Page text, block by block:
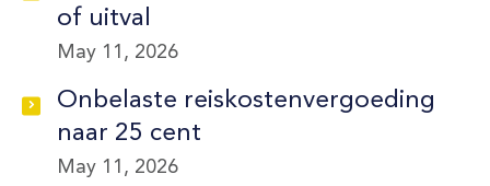
of uitval
May 11, 2026
Onbelaste reiskostenvergoeding
naar 25 cent
May 11, 2026